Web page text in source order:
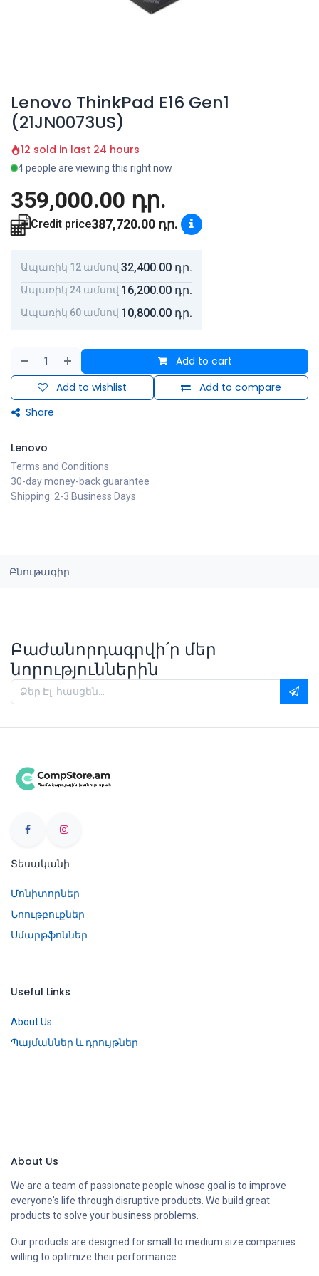
Lenovo ThinkPad E16 Gen1
(21JN0073US)
12 sold in last 24 hours
4 people are viewing this right now
359,000.00 դր.
Credit price387,720.00 դր.
Ապառիկ 12 ամսով 32,400.00 դր.
Ապառիկ 24 ամսով 16,200.00 դր.
Ապառիկ 60 ամսով 10,800.00 դր.
Add to cart
Add to compare
Add to wishlist
Share
Lenovo
Terms and Conditions
30-day money-back guarantee
Shipping: 2-3 Business Days
Բնութագիր
Բաժանորդագրվի՛ր մեր
նորություններին
Տեսականի
Մոնիտորներ
Նոութբուքներ
Սմարթֆոններ
Useful Links
About Us
Պայմաններ և դրույթներ
About Us
We are a team of passionate people whose goal is to improve
everyone's life through disruptive products. We build great
products to solve your business problems.
Our products are designed for small to medium size companies
willing to optimize their performance.